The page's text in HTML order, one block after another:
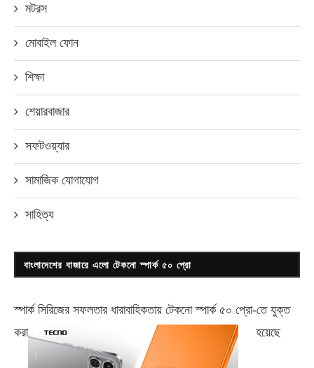
মটরস
মোবাইল ফোন
শিক্ষা
শেয়ারবাজার
সফটওয়্যার
সামাজিক যোগাযোগ
সাহিত্য
বাংলাদেশের বাজারে এলো টেকনো স্পার্ক ৫০ প্রো
স্পার্ক সিরিজের সফলতার ধারাবাহিকতায় টেকনোস্পার্ক ৫০ প্রো-তে যুক্ত
করা
হয়েছে